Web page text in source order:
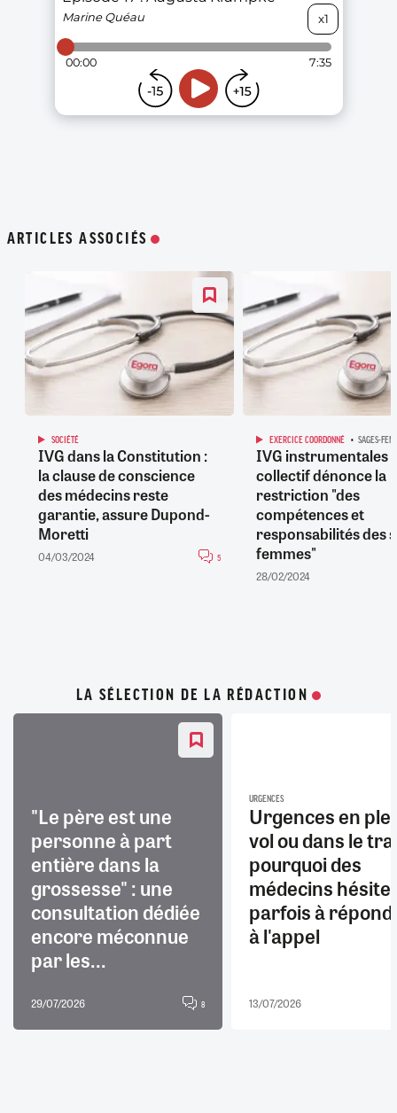
ARTICLES ASSOCIÉS
SOCIÉTÉ
IVG dans la Constitution :
la clause de conscience
des médecins reste
garantie, assure Dupond-
Moretti
04/03/2024 5
EXERCICE COORDONNÉ SAGES-
IVG instrumentales
collectif dénonce la
restriction "des
compétences et
responsabilités des
femmes"
28/02/2024
LA SÉLECTION DE LA RÉDACTION
"Le père est une
personne à part
entière dans la
grossesse" : une
consultation dédiée
encore méconnue
par les...
29/07/2026 8
URGENCES
Urgences en
vol ou dans le
pourquoi des
médecins
parfois à
à l'appel
13/07/2026